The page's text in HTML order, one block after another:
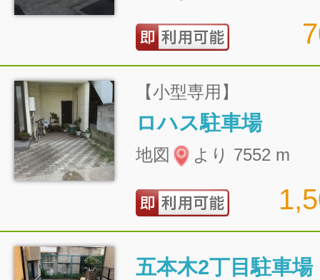
【小型専用】
ロハス駐車場
地図 より 7552 m
五本木2丁目駐車場